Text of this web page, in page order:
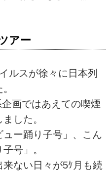
アー
ルスが徐々に日本列
画ではあえての喫煙
した。
ー踊り子号」、こん
号」。
ない日々が5ｹ月も続